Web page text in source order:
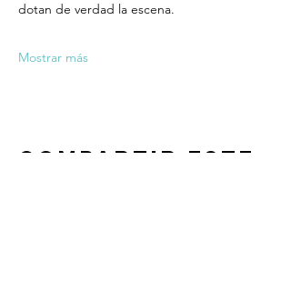
dotan de verdad la escena.
Mostrar más
Compartir este